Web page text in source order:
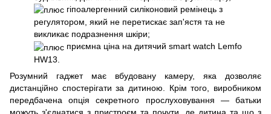
гіпоалергенний силіконовий ремінець з
регулятором, який не перетискає зап'ястя та не
викликає подразнення шкіри;
приємна ціна на дитячий smart watch Lemfo
HW13.
Розумний гаджет має вбудовану камеру, яка дозволяє
дистанційно спостерігати за дитиною. Крім того, виробником
передбачена опція секретного прослуховування — батьки
можуть з'єднатися з пристроєм та почути, де дитина та що з